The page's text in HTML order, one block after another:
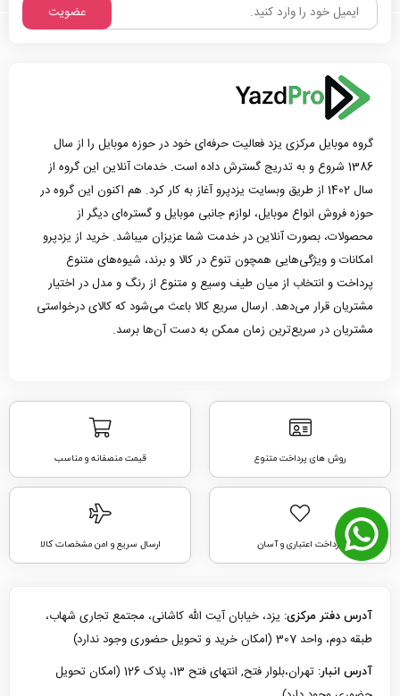
عضویت
گروه موبایل مرکزی یزد فعالیت حرفه‌ای خود در حوزه موبایل را از سال
1386 شروع و به تدریج گسترش داده است. خدمات آنلاین این گروه از
سال 1402 از طریق وبسایت یزدپرو آغاز به کار کرد. هم اکنون این گروه در
حوزه فروش انواع موبایل، لوازم جانبی موبایل و گستره‌ای دیگر از
محصولات، بصورت آنلاین در خدمت شما عزیزان میباشد. خرید از یزدپرو
امکانات و ویژگی‌هایی همچون تنوع در کالا و برند، شیوه‌های متنوع
پرداخت و انتخاب از میان طیف وسیع و متنوع از رنگ و مدل در اختیار
مشتریان قرار می‌دهد. ارسال سریع کالا باعث می‌شود که کالای درخواستی
مشتریان در سریع‌ترین زمان ممکن به دست آن‌ها برسد.
روش های پرداخت متنوع قیمت منصفانه و مناسب
پرداخت اعتباری و آسان ارسال سریع و امن مشخصات کالا
آدرس دفتر مرکزی: یزد، خیابان آیت الله کاشانی، مجتمع تجاری شهاب،
طبقه دوم، واحد 307 (امکان خرید و تحویل حضوری وجود ندارد)
آدرس انبار:
تهران،بلوار فتح, انتهای فتح 13، پلاک 126 (امکان تحویل